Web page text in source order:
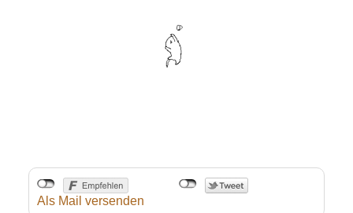
Als Mail versenden